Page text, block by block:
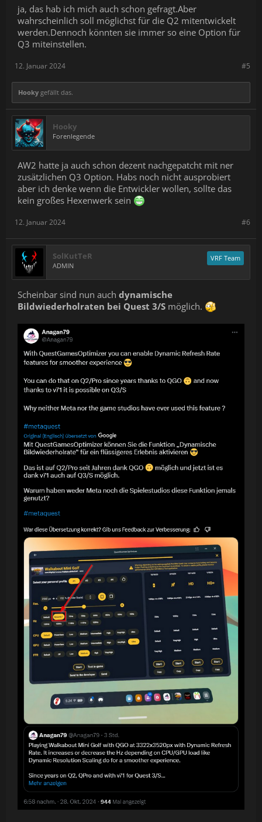
ja, das hab ich mich auch schon gefragt.Aber
wahrscheinlich soll möglichst für die Q2 mitentwickelt
werden.Dennoch könnten sie immer so eine Option für
Q3 miteinstellen.
#5
12. Januar 2024
Hooky gefällt das.
Hooky
Forenlegende
AW2 hatte ja auch schon dezent nachgepatcht mit ner
zusätzlichen Q3 Option. Habs noch nicht ausprobiert
aber ich denke wenn die Entwickler wollen, sollte das
kein großes Hexenwerk sein
#6
12. Januar 2024
SolKutTeR
ADMIN
VRF Team
Scheinbar sind nun auch dynamische
Bildwiederholraten bei Quest 3/S möglich.